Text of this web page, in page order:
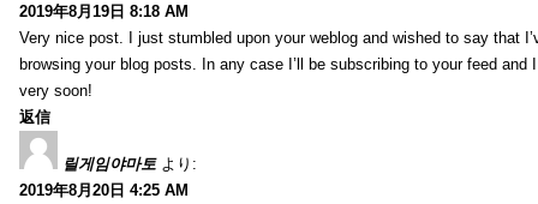
2019年8月19日 8:18 AM
Very nice post. I just stumbled upon your weblog and wished to say that
browsing your blog posts. In any case I’ll be subscribing to your feed and
very soon!
返信
릴게임야마토 より:
2019年8月20日 4:25 AM